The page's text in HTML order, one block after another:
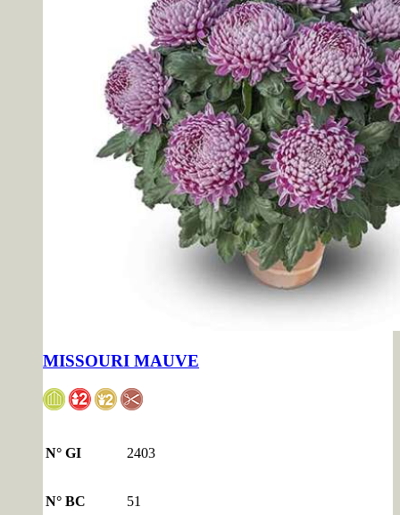
MISSOURI MAUVE
N° GI 2403
N° BC 51